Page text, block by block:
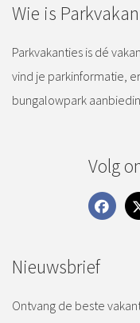
Wie is
Parkvakanties is dé
vind je parkinformatie,
bungalowpark
Volg
Nieuwsbrief
Ontvang de beste